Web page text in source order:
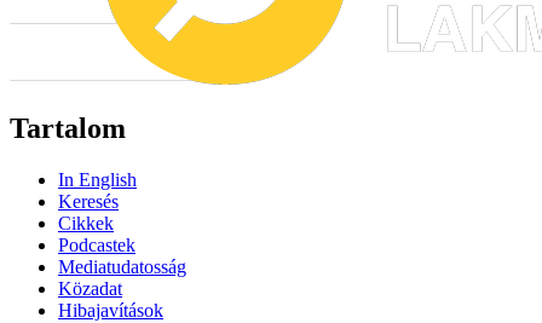
Tartalom
In English
Keresés
Cikkek
Podcastek
Mediatudatosság
Közadat
Hibajavítások